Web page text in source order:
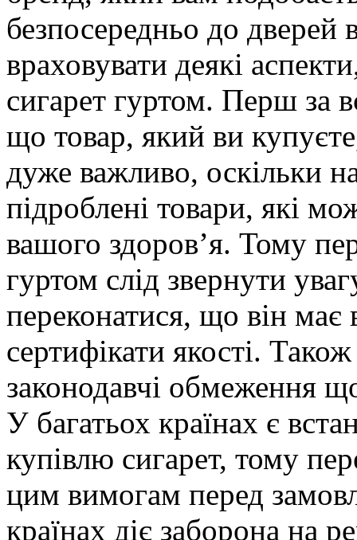
безпосередньо до
враховувати деякі
сигарет гуртом. Перш за
що товар, який ви
дуже важливо, оскільки
підроблені товари, які
вашого здоров’я. Тому
гуртом слід звернути
переконатися, що він має
сертифікати якості.
законодавчі обмеження
У багатьох країнах є
купівлю сигарет, тому
цим вимогам перед
країнах діє заборона на